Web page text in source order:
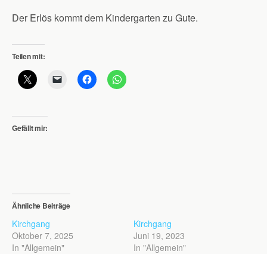
Der Erlös kommt dem Kindergarten zu Gute.
Teilen mit:
Gefällt mir:
Ähnliche Beiträge
Kirchgang
Oktober 7, 2025
In "Allgemein"
Kirchgang
Juni 19, 2023
In "Allgemein"